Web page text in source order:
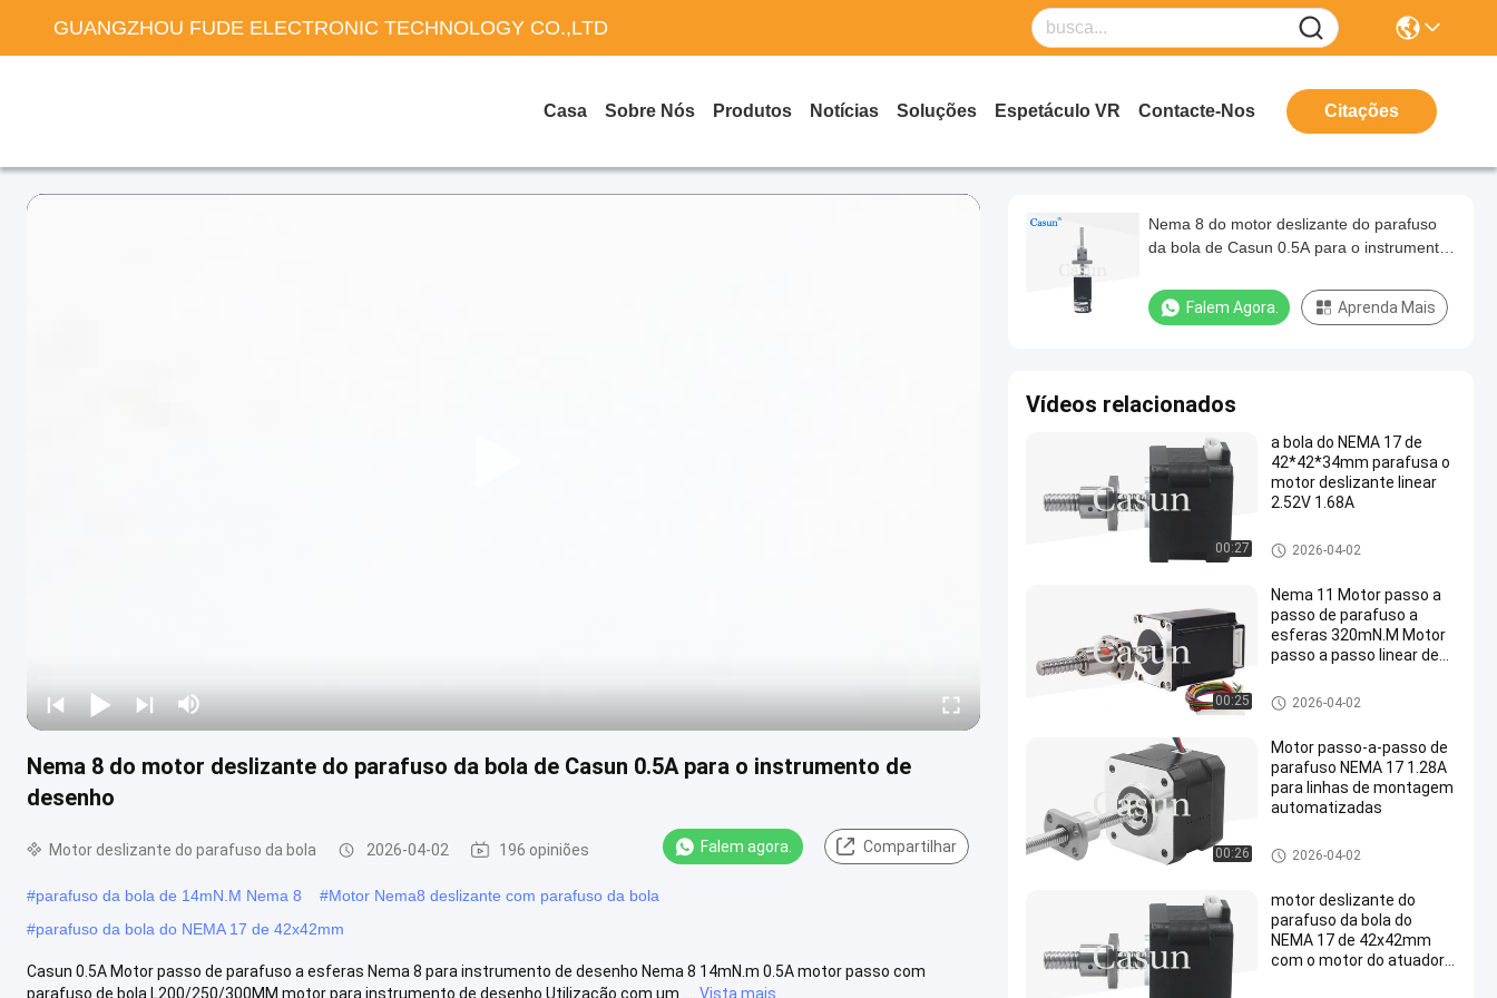
GUANGZHOU FUDE ELECTRONIC TECHNOLOGY CO.,LTD
Casa Sobre Nós Produtos Notícias Soluções Espetáculo VR Contacte-Nos Citações
Nema 8 do motor deslizante do parafuso da bola de Casun 0.5A para o instrumento de
desenho
Motor deslizante do parafuso da bola 2026-04-02 196 opiniões Falem agora. Compartilhar
#parafuso da bola de 14mN.M Nema 8 #Motor Nema8 deslizante com parafuso da bola
#parafuso da bola do NEMA 17 de 42x42mm
Casun 0.5A Motor passo de parafuso a esferas Nema 8 para instrumento de desenho Nema 8 14mN.m 0.5A motor passo com
parafuso de bola L200/250/300MM motor para instrumento de desenho.Utilização com um ....
Vista mais
Nema 8 do motor deslizante do parafuso
da bola de Casun 0.5A para o instrumento
Falem Agora. Aprenda Mais
Vídeos relacionados
00:27
a bola do NEMA 17 de
42*42*34mm parafusa o
motor deslizante linear
2.52V 1.68A
Parafuso da bola do NEMA 17
2026-04-02
00:25
Nema 11 Motor passo a
passo de parafuso a
esferas 320mN.M Motor
passo a passo linear de
CNC
Parafuso da bola do NEMA 17
2026-04-02
00:26
Motor passo-a-passo de
parafuso NEMA 17 1.28A
para linhas de montagem
automatizadas
Parafuso da bola do NEMA 17
2026-04-02
motor deslizante do
parafuso da bola do
NEMA 17 de 42x42mm
com o motor do atuador